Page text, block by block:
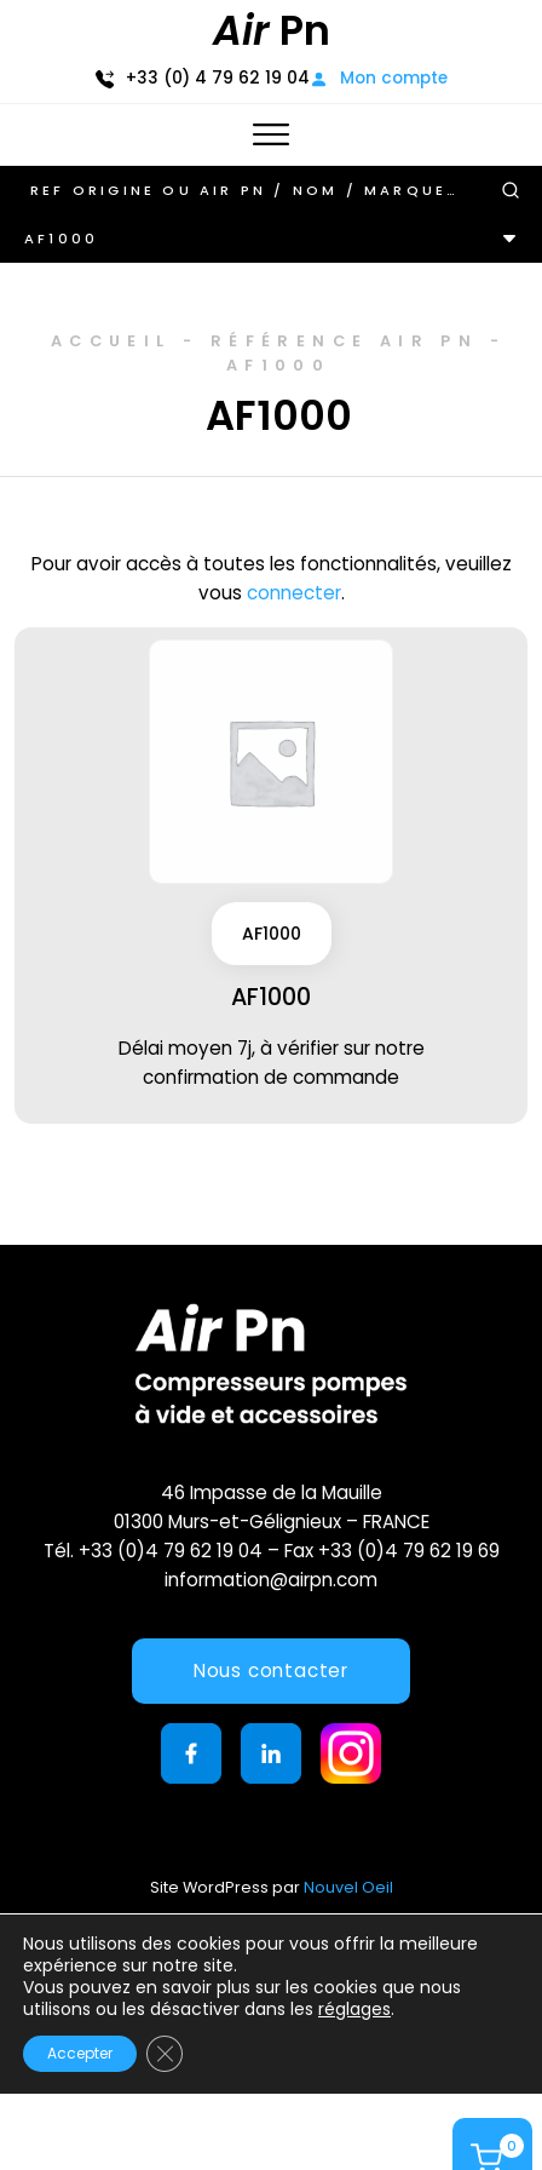
AirPn
+33 (0) 4 79 62 19 04 Mon compte
0
AF1000
ACCUEIL - RÉFÉRENCE AIR PN
-
AF1000
AF1000
Pour avoir accès à toutes les fonctionnalités, veuillez
vous connecter.
AF1000
AF1000
Délai moyen 7j, à vérifier sur notre
confirmation de commande
Nous utilisons des cookies pour vous offrir la meilleure
expérience sur notre site.
Vous pouvez en savoir plus sur les cookies que nous
utilisons ou les désactiver dans les réglages.
Accepter Fermer la bannière des cookies GDPR
46 Impasse de la Mauille
01300 Murs-et-Gélignieux – FRANCE
Tél. +33 (0)4 79 62 19 04 – Fax +33 (0)4 79 62 19 69
information@airpn.com
Nous contacter
Site WordPress parNouvel Oeil
Mentions légales
Conditions générales d’utilisation
Politique de confidentialité